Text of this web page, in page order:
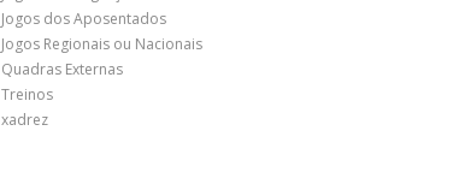
Jogos dos Aposentados
Jogos Regionais ou Nacionais
Quadras Externas
Treinos
xadrez